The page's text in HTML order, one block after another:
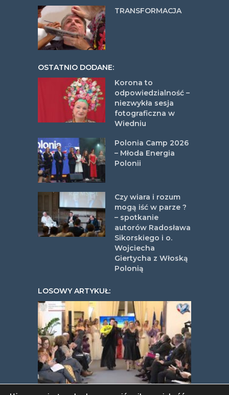
TRANSFORMACJA
OSTATNIO DODANE:
Korona to
odpowiedzialność –
niezwykła sesja
fotograficzna w
Wiedniu
Polonia Camp 2026
– Młoda Energia
Polonii
Czy wiara i rozum
mogą iść w parze ?
– spotkanie
autorów Radosława
Sikorskiego i o.
Wojciecha
Giertycha z Włoską
Polonią
LOSOWY ARTYKUŁ: